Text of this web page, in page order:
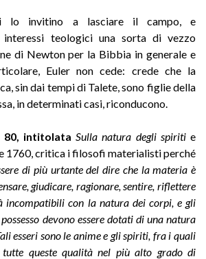
lo invitino a lasciare il campo, e
teologici una sorta di vezzo
di Newton per la Bibbia in generale e
Euler non cede: crede che la
sin dai tempi di Talete, sono figlie della
in determinati casi, riconducono.
80, intitolata Sulla natura degli spiritie
1760, critica i filosofi materialisti perché
di più urtante del dire che la materia è
giudicare, ragionare, sentire, riflettere
incompatibili con la natura dei corpi, e gli
devono essere dotati di una natura
esseri sono le anime e gli spiriti, fra i quali
tutte queste qualità nel più alto grado di